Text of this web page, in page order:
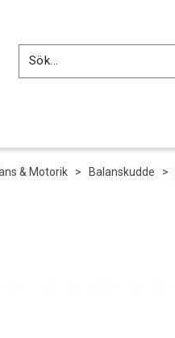
& Motorik > Balanskudde >